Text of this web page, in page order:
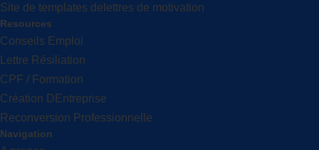
Site de templates delettres de motivation
Resources
Conseils Emploi
Lettre Résiliation
CPF / Formation
Création DEntreprise
Reconversion Professionnelle
Navigation